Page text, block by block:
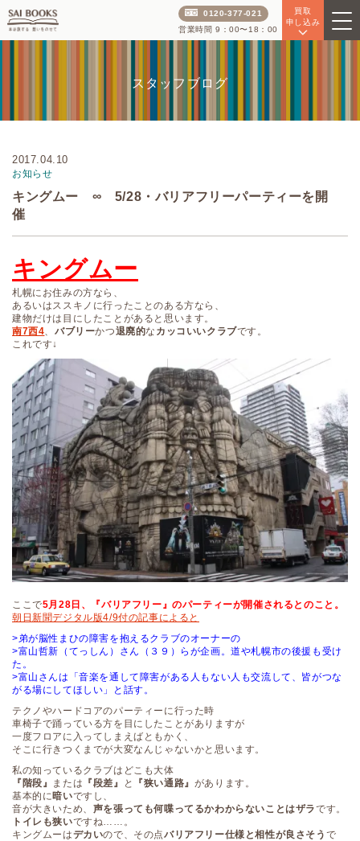
買取
申し込み
0120-377-021
営業時間 9：00〜18：00
スタッフブログ
2017.04.10
お知らせ
キングムー ∞ 5/28・バリアフリーパーティーを開
催
キングムー
札幌にお住みの方なら、
あるいはススキノに行ったことのある方なら、
建物だけは目にしたことがあると思います。
南7西4、バブリーかつ退廃的な カッコいいクラブです。
これです↓
ここで5月28日、『バリアフリー』のパーティーが開催されるとのこと。
朝日新聞デジタル版4/9付の記事によると
>弟が脳性まひの障害を抱えるクラブのオーナーの
>富山哲新（てっしん）さん（３９）らが企画。道や札幌市の後援も受け
た。
>富山さんは「音楽を通して障害がある人もない人も交流して、皆がつな
がる場にしてほしい」と話す。
テクノやハードコアのパーティーに行った時
車椅子で踊っている方を目にしたことがありますが
一度フロアに入ってしまえばともかく、
そこに行きつくまでが大変なんじゃないかと思います。
私の知っているクラブはどこも大体
『階段』 または 『段差』 と 『狭い通路』 があります。
基本的に暗いですし、
音が大きいため、 声を張っても何喋ってるかわからないことはザラです。
トイレも狭いですね……。
キングムーはデカいので、その点バリアフリー仕様と相性が良さそう で